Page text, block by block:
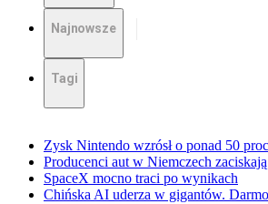
Najnowsze
Tagi
Zysk Nintendo wzrósł o ponad 50
Producenci aut w Niemczech
SpaceX mocno traci po wynikach
Chińska AI uderza w gigantów.